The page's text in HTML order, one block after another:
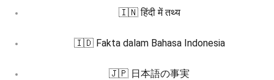
🇮🇳 हिंदी में तथ्य
🇮🇩 Fakta dalam Bahasa Indonesia
🇯🇵 日本語の事実